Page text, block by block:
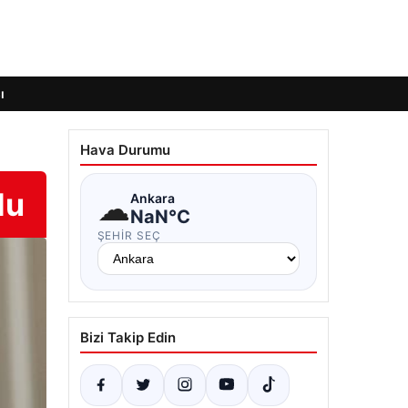
Hava Durumu
☁Ankara
NaN°C
ŞEHIR SEÇ
Bizi Takip Edin